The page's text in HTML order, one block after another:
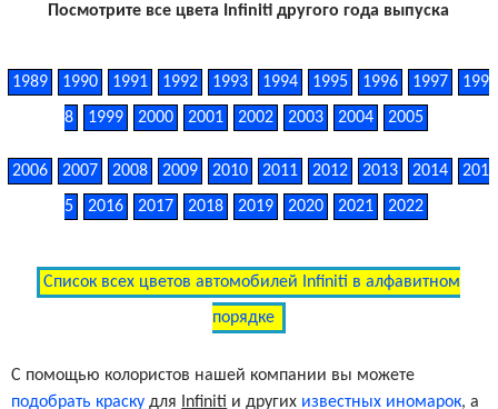
Посмотрите все цвета Infiniti другого года выпуска
1989 1990 1991 1992 1993 1994 1995 1996 1997
199
8
1999 2000 2001 2002 2003 2004 2005
2006 2007 2008 2009 2010 2011 2012 2013 2014
201
5
2016 2017 2018 2019 2020 2021 2022
Список всех цветов автомобилей Infiniti в алфавитном
порядке
С помощью колористов нашей компании вы можете
подобрать краску для Infiniti и других известных иномарок, а